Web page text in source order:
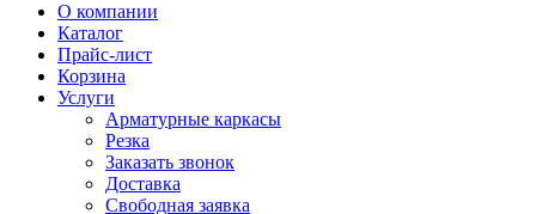
О компании
Каталог
Прайс-лист
Корзина
Услуги
Арматурные каркасы
Резка
Заказать звонок
Доставка
Свободная заявка